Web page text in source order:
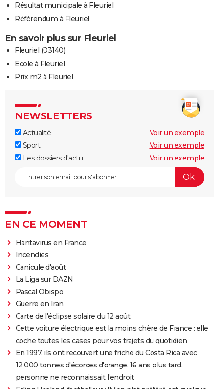
Résultat municipale à Fleuriel
Référendum à Fleuriel
En savoir plus sur Fleuriel
Fleuriel (03140)
Ecole à Fleuriel
Prix m2 à Fleuriel
NEWSLETTERS
Actualité
Voir un exemple
Sport
Voir un exemple
Les dossiers d'actu
Voir un exemple
EN CE MOMENT
Hantavirus en France
Incendies
Canicule d'août
La Liga sur DAZN
Pascal Obispo
Guerre en Iran
Carte de l'éclipse solaire du 12 août
Cette voiture électrique est la moins chère de France : elle
coche toutes les cases pour vos trajets du quotidien
En 1997, ils ont recouvert une friche du Costa Rica avec
12 000 tonnes d'écorces d'orange. 16 ans plus tard,
personne ne reconnaissait l'endroit